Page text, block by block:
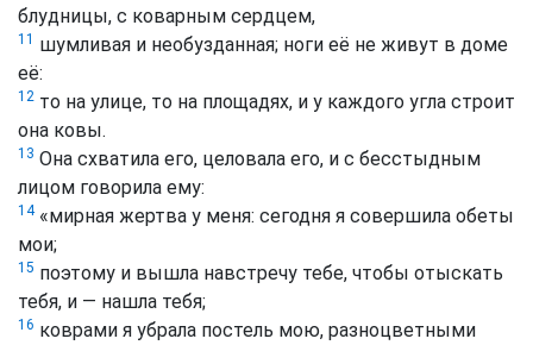
блудницы, с коварным сердцем,
11 шумливая и необузданная; ноги её не живут в доме
её:
12 то на улице, то на площадях, и у каждого угла строит
она ковы.
13 Она схватила его, целовала его, и с бесстыдным
лицом говорила ему:
14«мирная жертва у меня: сегодня я совершила обеты
мои;
15 поэтому и вышла навстречу тебе, чтобы отыскать
тебя, и — нашла тебя;
16 коврами я убрала постель мою, разноцветными